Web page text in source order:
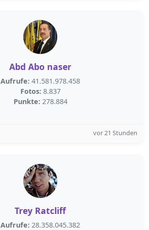
Abd Abo naser
Aufrufe: 41.581.978.458
Fotos: 8.837
Punkte: 278.884
vor 21 Stunden
Trey Ratcliff
Aufrufe: 28.358.045.382